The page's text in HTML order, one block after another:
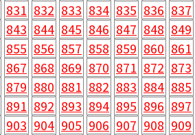
831 832 833 834 835 836 837
843 844 845 846 847 848 849
855 856 857 858 859 860 861
867 868 869 870 871 872 873
879 880 881 882 883 884 885
891 892 893 894 895 896 897
903 904 905 906 907 908 909